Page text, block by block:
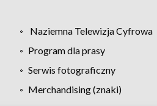
Naziemna Telewizja Cyfrowa
Program dla prasy
Serwis fotograficzny
Merchandising (znaki)